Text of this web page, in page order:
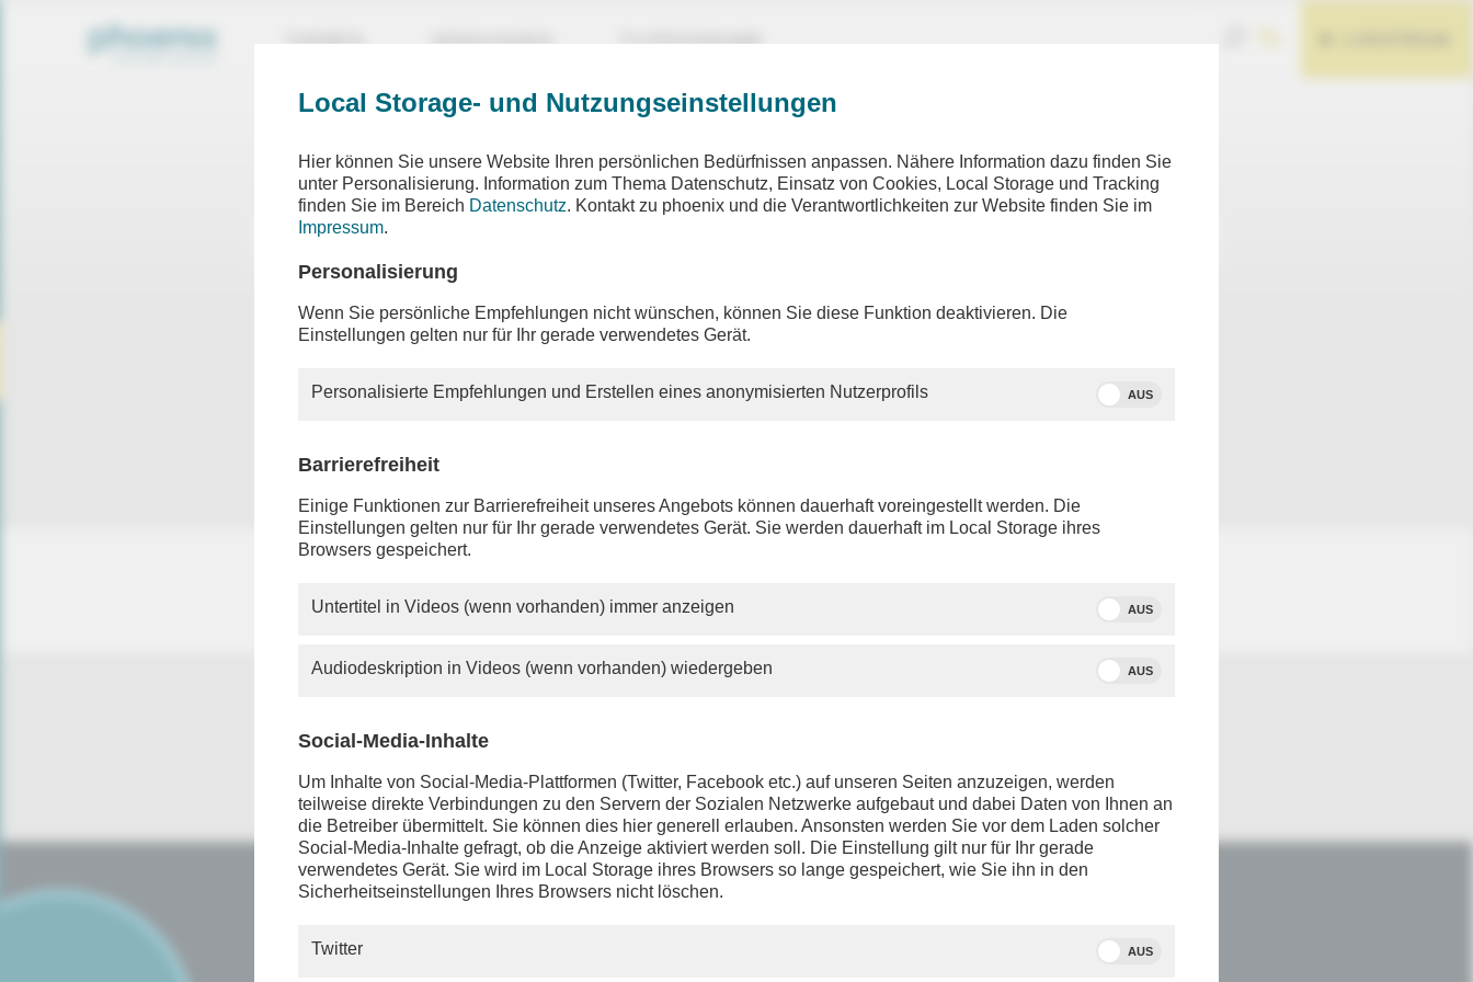
THEMEN SENDUNGEN TV-PROGRAMM
Teilen
Youtube
Facebook
Local Storage- und Nutzungseinstellungen
Hier können Sie unsere Website Ihren persönlichen Bedürfnissen anpassen. Nähere Information dazu finden Sie
unter Personalisierung. Information zum Thema Datenschutz, Einsatz von Cookies, Local Storage und Tracking
finden Sie im Bereich Datenschutz. Kontakt zu phoenix und die Verantwortlichkeiten zur Website finden Sie im
Impressum.
Personalisierung
Wenn Sie persönliche Empfehlungen nicht wünschen, können Sie diese Funktion deaktivieren. Die
Einstellungen gelten nur für Ihr gerade verwendetes Gerät.
Personalisierte Empfehlungen und Erstellen eines anonymisierten Nutzerprofils AUS
Barrierefreiheit
Einige Funktionen zur Barrierefreiheit unseres Angebots können dauerhaft voreingestellt werden. Die
Einstellungen gelten nur für Ihr gerade verwendetes Gerät. Sie werden dauerhaft im Local Storage ihres
Browsers gespeichert.
Untertitel in Videos (wenn vorhanden) immer anzeigen AUS
Audiodeskription in Videos (wenn vorhanden) wiedergeben AUS
Social-Media-Inhalte
Um Inhalte von Social-Media-Plattformen (Twitter, Facebook etc.) auf unseren Seiten anzuzeigen, werden
teilweise direkte Verbindungen zu den Servern der Sozialen Netzwerke aufgebaut und dabei Daten von Ihnen an
die Betreiber übermittelt. Sie können dies hier generell erlauben. Ansonsten werden Sie vor dem Laden solcher
Social-Media-Inhalte gefragt, ob die Anzeige aktiviert werden soll. Die Einstellung gilt nur für Ihr gerade
verwendetes Gerät. Sie wird im Local Storage ihres Browsers so lange gespeichert, wie Sie ihn in den
Sicherheitseinstellungen Ihres Browsers nicht löschen.
Twitter AUS